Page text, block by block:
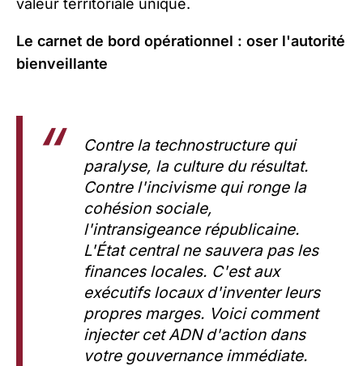
valeur territoriale unique.
Le carnet de bord opérationnel : oser l'autorité
bienveillante
Contre la technostructure qui
paralyse, la culture du résultat.
Contre l'incivisme qui ronge la
cohésion sociale,
l'intransigeance républicaine.
L'État central ne sauvera pas les
finances locales. C'est aux
exécutifs locaux d'inventer leurs
propres marges. Voici comment
injecter cet ADN d'action dans
votre gouvernance immédiate.